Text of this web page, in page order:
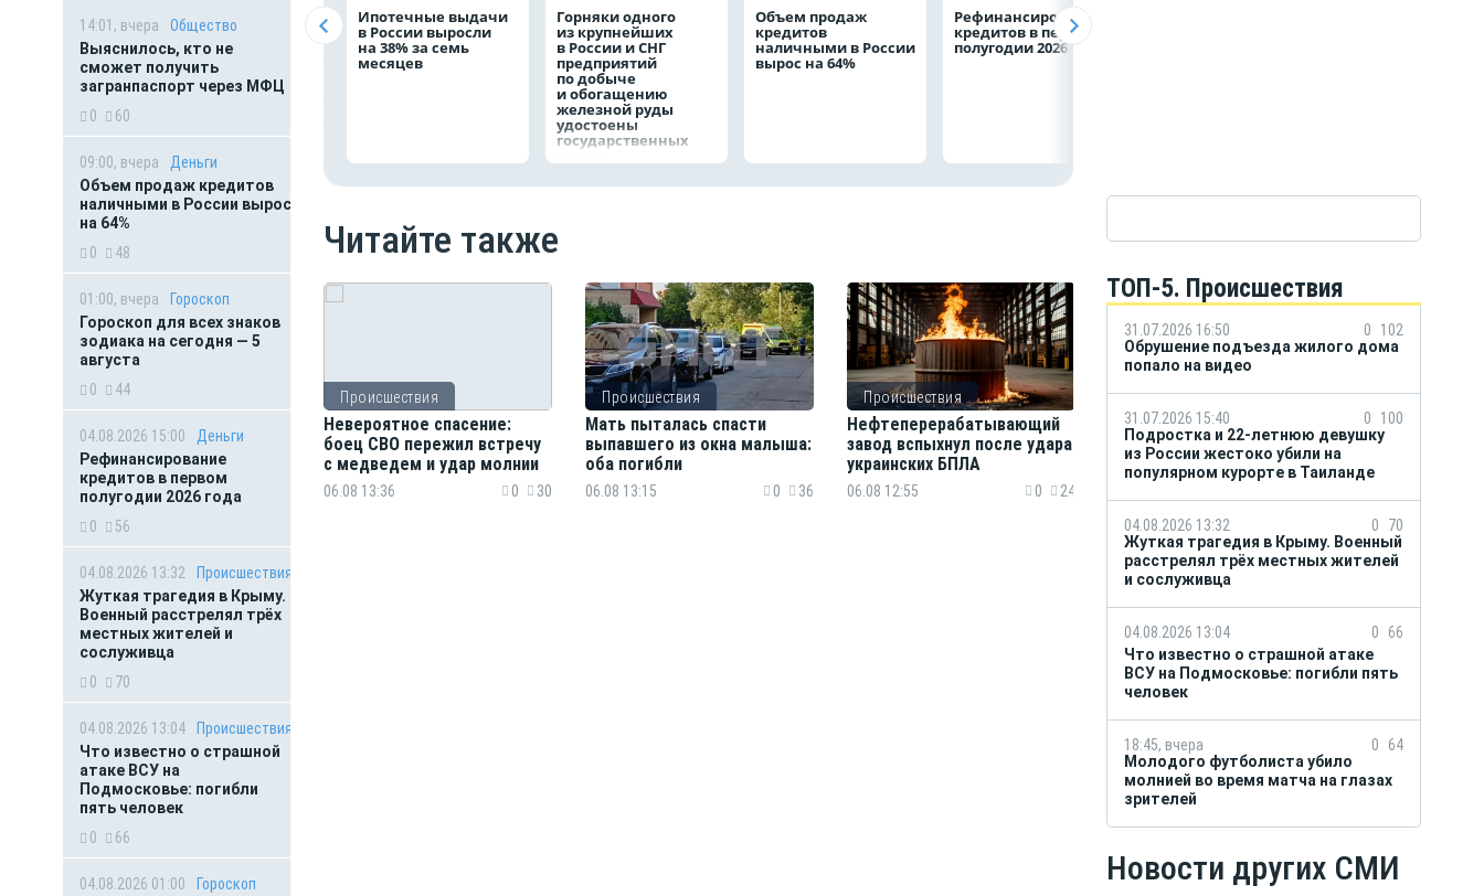
14:01, вчера
Общество
Выяснилось, кто не
сможет получить
загранпаспорт через МФЦ
0
60
09:00, вчера
Деньги
Объем продаж кредитов
наличными в России вырос
на 64%
0
48
01:00, вчера
Гороскоп
Гороскоп для всех знаков
зодиака на сегодня — 5
августа
0
44
04.08.2026 15:00
Деньги
Рефинансирование
кредитов в первом
полугодии 2026 года
0
56
04.08.2026 13:32
Происшествия
Жуткая трагедия в Крыму.
Военный расстрелял трёх
местных жителей и
сослуживца
0
70
04.08.2026 13:04
Происшествия
Что известно о страшной
атаке ВСУ на
Подмосковье: погибли
пять человек
0
66
04.08.2026 01:00
Гороскоп
Ипотечные выдачи
в России выросли
на 38% за семь
месяцев
Горняки одного
из крупнейших
в России и СНГ
предприятий
по добыче
и обогащению
железной руды
удостоены
государственных
наград
Объем продаж
кредитов
наличными в России
вырос на 64%
Рефинансирование
кредитов в первом
полугодии 2026 года
Читайте также
Происшествия
Невероятное спасение:
боец СВО пережил встречу
с медведем и удар молнии
06.08 13:36 0 30
Происшествия
Мать пыталась спасти
выпавшего из окна малыша:
оба погибли
06.08 13:15 0 36
Происшествия
Нефтеперерабатывающий
завод вспыхнул после удара
украинских БПЛА
06.08 12:55 0 24
ТОП-5. Происшествия
31.07.2026 16:50 0
102
Обрушение подъезда жилого дома
попало на видео
31.07.2026 15:40 0
100
Подростка и 22-летнюю девушку
из России жестоко убили на
популярном курорте в Таиланде
04.08.2026 13:32 0
70
Жуткая трагедия в Крыму. Военный
расстрелял трёх местных жителей
и сослуживца
04.08.2026 13:04 0
66
Что известно о страшной атаке
ВСУ на Подмосковье: погибли пять
человек
18:45, вчера 0
64
Молодого футболиста убило
молнией во время матча на глазах
зрителей
Новости других СМИ